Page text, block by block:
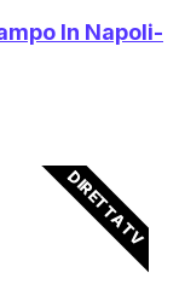
In Napoli-
DIRETTA TV